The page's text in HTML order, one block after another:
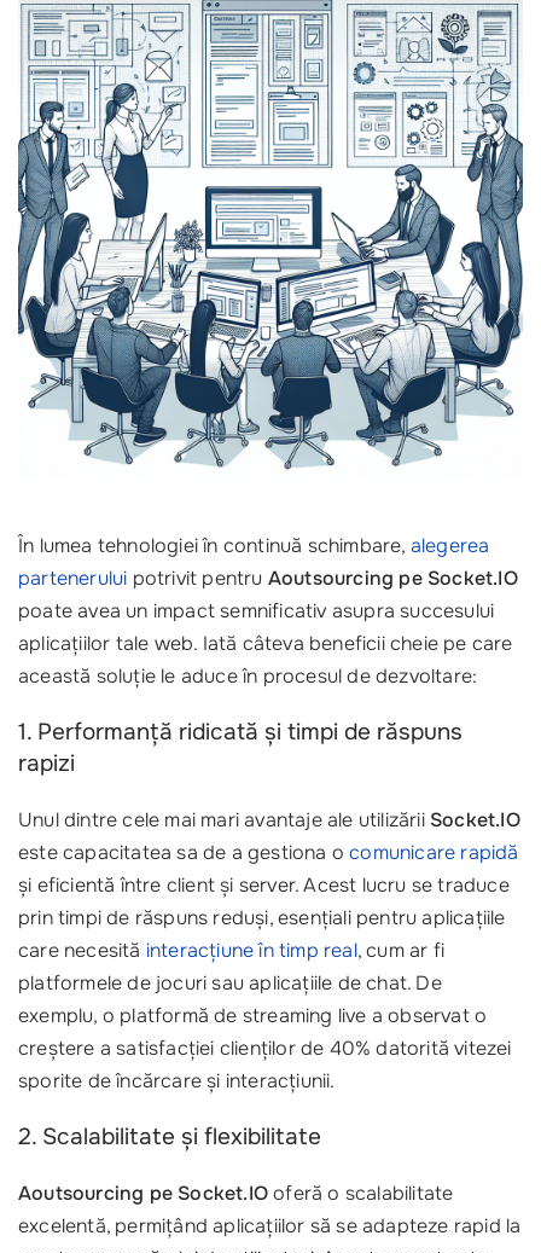
În lumea tehnologiei în continuă schimbare, alegerea
partenerului potrivit pentru Aoutsourcing pe Socket.IO
poate avea un impact semnificativ asupra succesului
aplicațiilor tale web. Iată câteva beneficii cheie pe care
această soluție le aduce în procesul de dezvoltare:
1. Performanță ridicată și timpi de răspuns
rapizi
Unul dintre cele mai mari avantaje ale utilizării Socket.IO
este capacitatea sa de a gestiona ocomunicare rapidă
și eficientă între client și server. Acest lucru se traduce
prin timpi de răspuns reduși, esențiali pentru aplicațiile
care necesită interacțiune în timp real, cum ar fi
platformele de jocuri sau aplicațiile de chat. De
exemplu, o platformă de streaming live a observat o
creștere a satisfacției clienților de 40% datorită vitezei
sporite de încărcare și interacțiunii.
2. Scalabilitate și flexibilitate
Aoutsourcing pe Socket.IOoferă o scalabilitate
excelentă, permițând aplicațiilor să se adapteze rapid la